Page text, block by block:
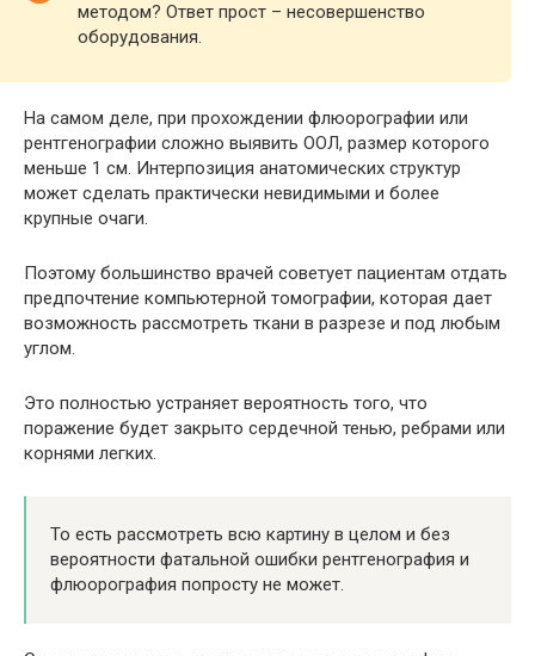
методом? Ответ прост – несовершенство
оборудования.
На самом деле, при прохождении флюорографии или
рентгенографии сложно выявить ООЛ, размер которого
меньше 1 см. Интерпозиция анатомических структур
может сделать практически невидимыми и более
крупные очаги.
Поэтому большинство врачей советует пациентам отдать
предпочтение компьютерной томографии, которая дает
возможность рассмотреть ткани в разрезе и под любым
углом.
Это полностью устраняет вероятность того, что
поражение будет закрыто сердечной тенью, ребрами или
корнями легких.
То есть рассмотреть всю картину в целом и без
вероятности фатальной ошибки рентгенография и
флюорография попросту не может.